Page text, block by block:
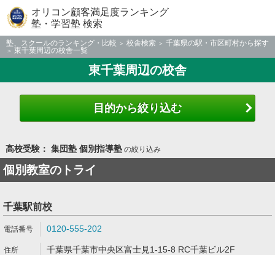
オリコン顧客満足度ランキング
塾・学習塾 検索
塾、スクールのランキング・比較 校舎検索
千葉県の駅・市区町村から探す
東千葉周辺の校舎一覧
東千葉周辺の校舎
目的から絞り込む
高校受験： 集団塾 個別指導塾の絞り込み
個別教室のトライ
千葉駅前校
0120-555-202
千葉県千葉市中央区富士見1-15-8 RC千葉ビル2F